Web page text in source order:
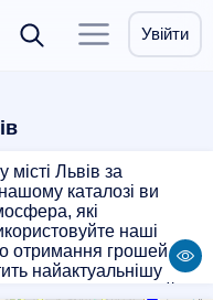
Увійти
місті Львів за
каталозі ви
які
наші
отримання грошей в
найактуальнішу